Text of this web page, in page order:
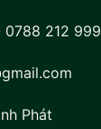
0788 212 999
Phát